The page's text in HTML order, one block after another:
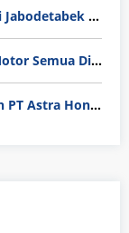
Rata-Rata Gaji Operator Produksi Jabodetabek 2025: Bedah Tuntas UMK, Lemburan, dan Realita Hidup Buruh
Gaji Karyawan Honda Prospect Motor Semua Divisi
Gaji Operator Produksi 2026: Pilih PT Astra Honda Motor (AHM) atau Manufaktur di Jepang?